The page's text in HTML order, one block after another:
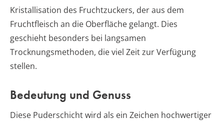
Kristallisation des Fruchtzuckers, der aus dem
Fruchtfleisch an die Oberfläche gelangt. Dies
geschieht besonders bei langsamen
Trocknungsmethoden, die viel Zeit zur Verfügung
stellen.
Bedeutung und Genuss
Diese Puderschicht wird als ein Zeichen hochwertiger